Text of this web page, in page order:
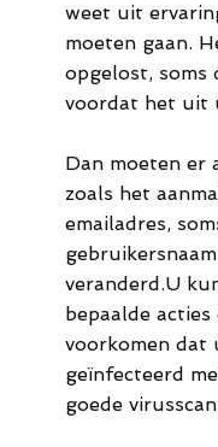
weet uit
moeten gaan.
opgelost,
voordat het uit
Dan moeten er
zoals het
emailadres,
veranderd.U
bepaalde
voorkomen dat
geïnfecteerd
goede